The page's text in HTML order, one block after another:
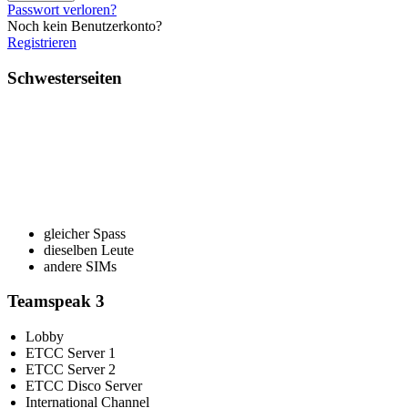
Passwort verloren?
Noch kein Benutzerkonto?
Registrieren
Schwesterseiten
gleicher Spass
dieselben Leute
andere SIMs
Teamspeak 3
Lobby
ETCC Server 1
ETCC Server 2
ETCC Disco Server
International Channel